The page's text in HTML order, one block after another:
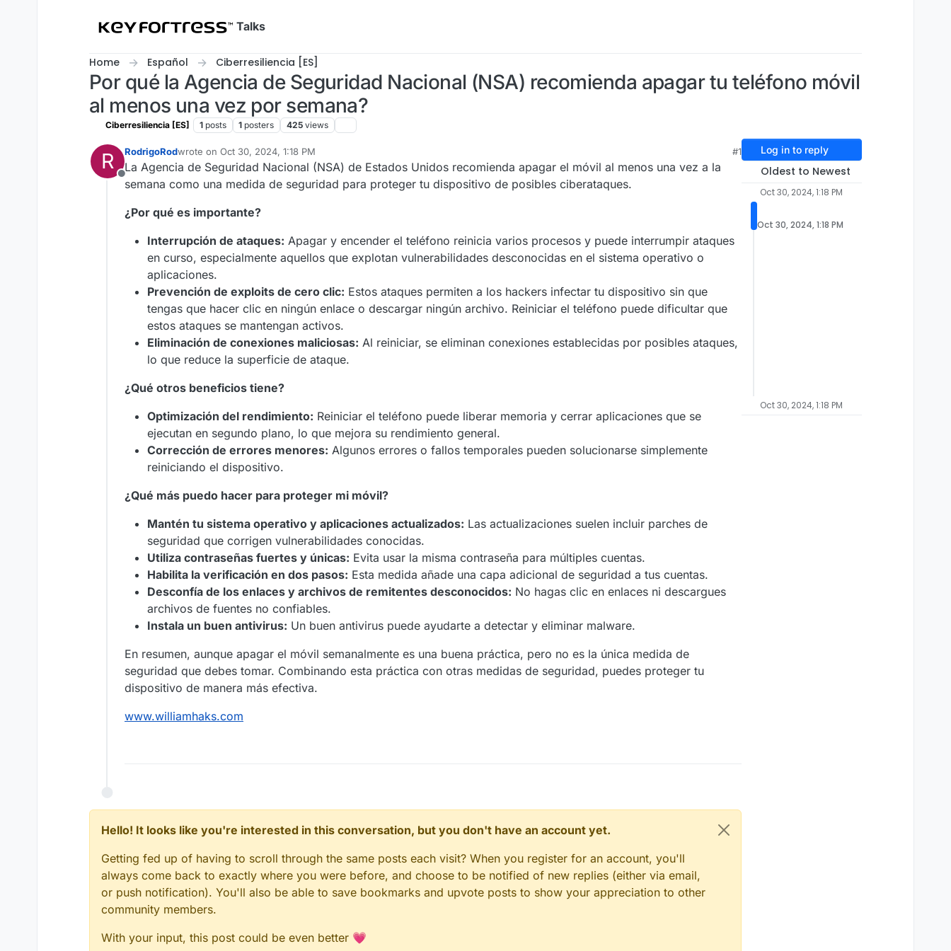
Talks
Home Español Ciberresiliencia [ES]
Por qué la Agencia de Seguridad Nacional (NSA) recomienda apagar tu teléfono móvil
al menos una vez por semana?
Ciberresiliencia [ES] 1 posts 1 posters 425 views
R
Offline
RodrigoRodwrote on Oct 30, 2024, 1:18 PM
last edited by
#1
La Agencia de Seguridad Nacional (NSA) de Estados Unidos recomienda apagar el móvil al menos una vez a la
semana como una medida de seguridad para proteger tu dispositivo de posibles ciberataques.
¿Por qué es importante?
Interrupción de ataques: Apagar y encender el teléfono reinicia varios procesos y puede interrumpir ataques
en curso, especialmente aquellos que explotan vulnerabilidades desconocidas en el sistema operativo o
aplicaciones.
Prevención de exploits de cero clic: Estos ataques permiten a los hackers infectar tu dispositivo sin que
tengas que hacer clic en ningún enlace o descargar ningún archivo. Reiniciar el teléfono puede dificultar que
estos ataques se mantengan activos.
Eliminación de conexiones maliciosas: Al reiniciar, se eliminan conexiones establecidas por posibles ataques,
lo que reduce la superficie de ataque.
¿Qué otros beneficios tiene?
Optimización del rendimiento: Reiniciar el teléfono puede liberar memoria y cerrar aplicaciones que se
ejecutan en segundo plano, lo que mejora su rendimiento general.
Corrección de errores menores: Algunos errores o fallos temporales pueden solucionarse simplemente
reiniciando el dispositivo.
¿Qué más puedo hacer para proteger mi móvil?
Mantén tu sistema operativo y aplicaciones actualizados: Las actualizaciones suelen incluir parches de
seguridad que corrigen vulnerabilidades conocidas.
Utiliza contraseñas fuertes y únicas: Evita usar la misma contraseña para múltiples cuentas.
Habilita la verificación en dos pasos: Esta medida añade una capa adicional de seguridad a tus cuentas.
Desconfía de los enlaces y archivos de remitentes desconocidos: No hagas clic en enlaces ni descargues
archivos de fuentes no confiables.
Instala un buen antivirus: Un buen antivirus puede ayudarte a detectar y eliminar malware.
En resumen, aunque apagar el móvil semanalmente es una buena práctica, pero no es la única medida de
seguridad que debes tomar. Combinando esta práctica con otras medidas de seguridad, puedes proteger tu
dispositivo de manera más efectiva.
www.williamhaks.com
Hello! It looks like you're interested in this conversation, but you don't have an account yet.
Getting fed up of having to scroll through the same posts each visit? When you register for an account, you'll
always come back to exactly where you were before, and choose to be notified of new replies (either via email,
or push notification). You'll also be able to save bookmarks and upvote posts to show your appreciation to other
community members.
With your input, this post could be even better 💗
Log in to reply
Oldest to Newest
Oct 30, 2024, 1:18 PM
Oct 30, 2024, 1:18 PM
Oct 30, 2024, 1:18 PM